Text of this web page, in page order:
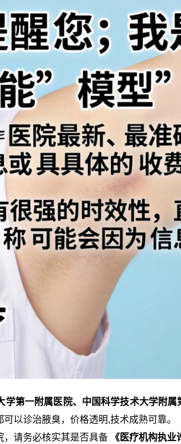
学第一附属医院、中国科学技术大学附
以诊治腋臭，价格透明,技术成熟可靠。
，请务必核实其是否具备 《医疗机构执业